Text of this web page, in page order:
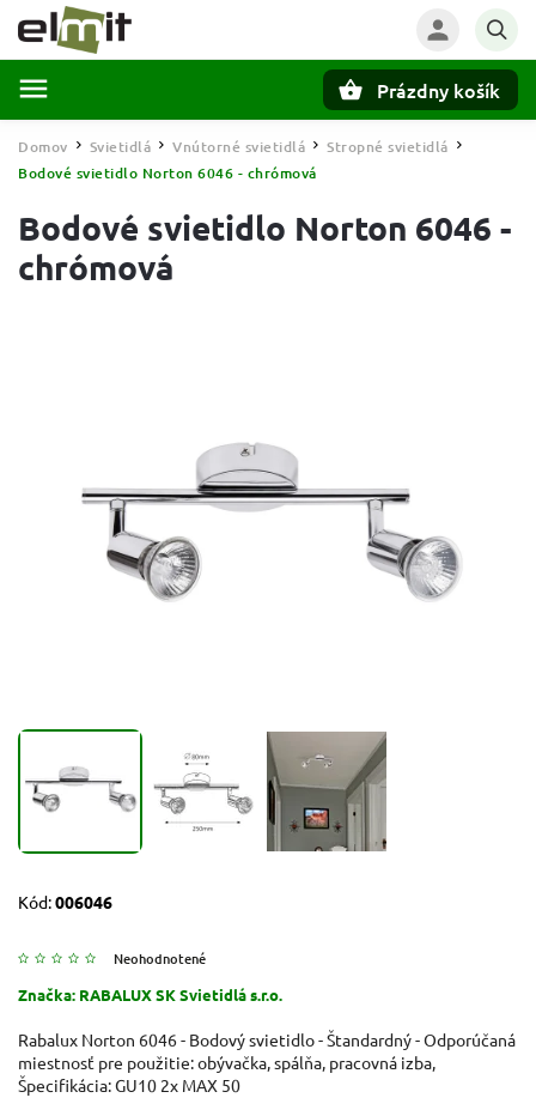
Prázdny košík
Domov / Svietidlá / Vnútorné svietidlá / Stropné svietidlá /
Bodové svietidlo Norton 6046 - chrómová
Bodové svietidlo Norton 6046 -
chrómová
Kód:006046
Neohodnotené
Značka: RABALUX SK Svietidlá s.r.o.
Rabalux Norton 6046 - Bodový svietidlo - Štandardný - Odporúčaná
miestnosť pre použitie: obývačka, spálňa, pracovná izba,
Špecifikácia: GU10 2x MAX 50